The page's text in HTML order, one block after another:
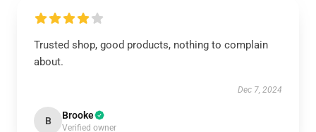
Trusted shop, good products, nothing to complain
about.
Dec 7, 2024
B Brooke
Verified owner